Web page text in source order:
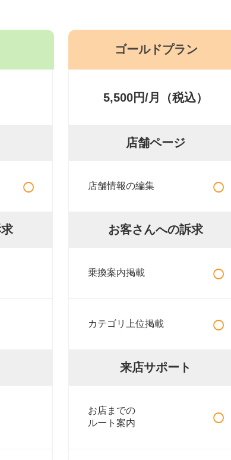
○
ゴールドプラン
5,500円/月（税込）
店舗ページ
店舗情報の編集 ○
お客さんへの訴求
乗換案内掲載 ○
カテゴリ上位掲載 ○
来店サポート
お店までの
ルート案内
○